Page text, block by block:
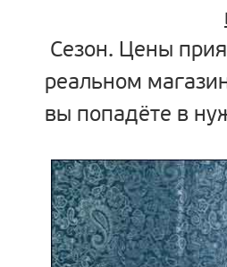
Сезон. Цены
реальном
вы попадёте в